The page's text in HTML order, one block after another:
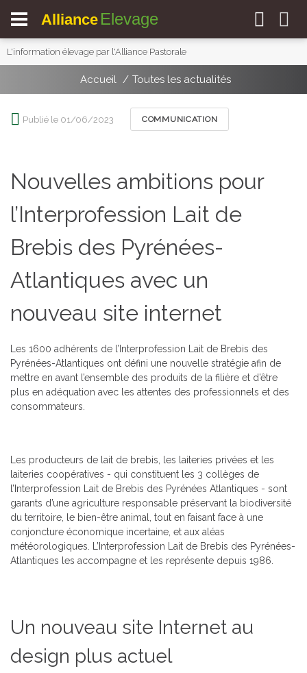
Alliance Elevage
L'information élevage par l'Alliance Pastorale
Accueil Toutes les actualités
Publié le 01/06/2023 COMMUNICATION
Nouvelles ambitions pour
l’Interprofession Lait de
Brebis des Pyrénées-
Atlantiques avec un
nouveau site internet
Les 1600 adhérents de l’Interprofession Lait de Brebis des
Pyrénées-Atlantiques ont défini une nouvelle stratégie afin de
mettre en avant l’ensemble des produits de la filière et d’être
plus en adéquation avec les attentes des professionnels et des
consommateurs.
Les producteurs de lait de brebis, les laiteries privées et les
laiteries coopératives - qui constituent les 3 collèges de
l’Interprofession Lait de Brebis des Pyrénées Atlantiques - sont
garants d’une agriculture responsable préservant la biodiversité
du territoire, le bien-être animal, tout en faisant face à une
conjoncture économique incertaine, et aux aléas
météorologiques. L’Interprofession Lait de Brebis des Pyrénées-
Atlantiques les accompagne et les représente depuis 1986.
Un nouveau site Internet au
design plus actuel